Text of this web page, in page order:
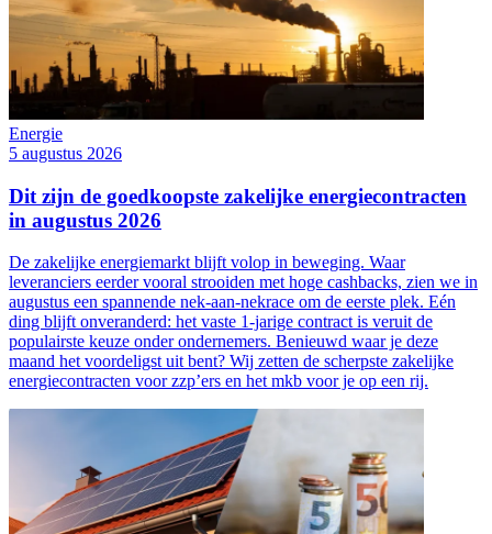
Energie
5 augustus 2026
Dit zijn de goedkoopste zakelijke energiecontracten
in augustus 2026
De zakelijke energiemarkt blijft volop in beweging. Waar
leveranciers eerder vooral strooiden met hoge cashbacks, zien we in
augustus een spannende nek-aan-nekrace om de eerste plek. Eén
ding blijft onveranderd: het vaste 1-jarige contract is veruit de
populairste keuze onder ondernemers. Benieuwd waar je deze
maand het voordeligst uit bent? Wij zetten de scherpste zakelijke
energiecontracten voor zzp’ers en het mkb voor je op een rij.